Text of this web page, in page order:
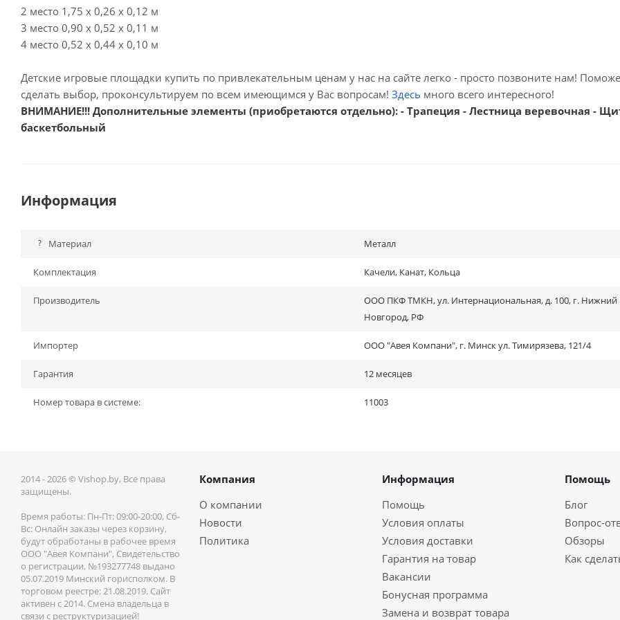
2 место 1,75 х 0,26 х 0,12 м
3 место 0,90 х 0,52 х 0,11 м
4 место 0,52 х 0,44 х 0,10 м
Детские игровые площадки купить по привлекательным ценам у нас на сайте легко - просто позвоните нам!
сделать выбор, проконсультируем по всем имеющимся у Вас вопросам! Здесь много всего интересного!
ВНИМАНИЕ!!! Дополнительные элементы (приобретаются отдельно): - Трапеция - Лестница веревочная -
баскетбольный
Информация
? Материал Металл
Комплектация Качели, Канат, Кольца
Производитель
ООО ПКФ ТМКН, ул. Интернациональная, д. 100, г. Нижний
Новгород, РФ
Импортер ООО "Авея Компани", г. Минск ул. Тимирязева, 121/4
Гарантия 12 месяцев
Номер товара в системе: 11003
2014 - 2026 © Vishop.by, Все права
защищены.
Время работы: Пн-Пт: 09:00-20:00, Сб-
Вс: Онлайн заказы через корзину,
будут обработаны в рабочее время
ООО "Авея Компани", Свидетельство
о регистрации, №193277748 выдано
05.07.2019 Минский горисполком. В
торговом реестре: 21.08.2019. Сайт
активен с 2014. Смена владельца в
связи с реструктуризацией!
Компания
О компании
Новости
Политика
Информация
Помощь
Условия оплаты
Условия доставки
Гарантия на товар
Вакансии
Бонусная программа
Замена и возврат товара
Помощь
Блог
Вопрос-
Обзоры
Как